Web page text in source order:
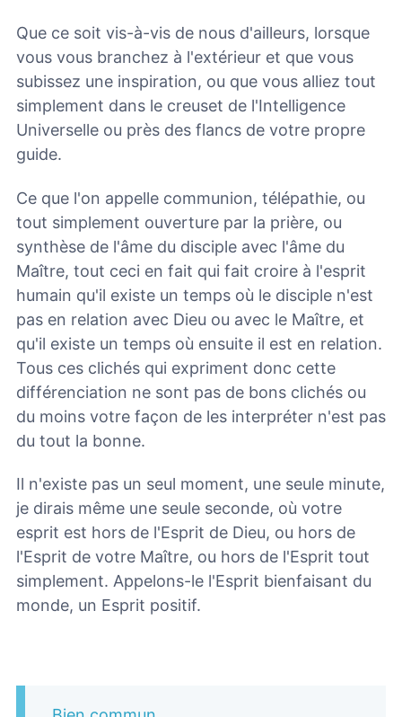
Que ce soit vis-à-vis de nous d'ailleurs, lorsque
vous vous branchez à l'extérieur et que vous
subissez une inspiration, ou que vous alliez tout
simplement dans le creuset de l'Intelligence
Universelle ou près des flancs de votre propre
guide.
Ce que l'on appelle communion, télépathie, ou
tout simplement ouverture par la prière, ou
synthèse de l'âme du disciple avec l'âme du
Maître, tout ceci en fait qui fait croire à l'esprit
humain qu'il existe un temps où le disciple n'est
pas en relation avec Dieu ou avec le Maître, et
qu'il existe un temps où ensuite il est en relation.
Tous ces clichés qui expriment donc cette
différenciation ne sont pas de bons clichés ou
du moins votre façon de les interpréter n'est pas
du tout la bonne.
Il n'existe pas un seul moment, une seule minute,
je dirais même une seule seconde, où votre
esprit est hors de l'Esprit de Dieu, ou hors de
l'Esprit de votre Maître, ou hors de l'Esprit tout
simplement. Appelons-le l'Esprit bienfaisant du
monde, un Esprit positif.